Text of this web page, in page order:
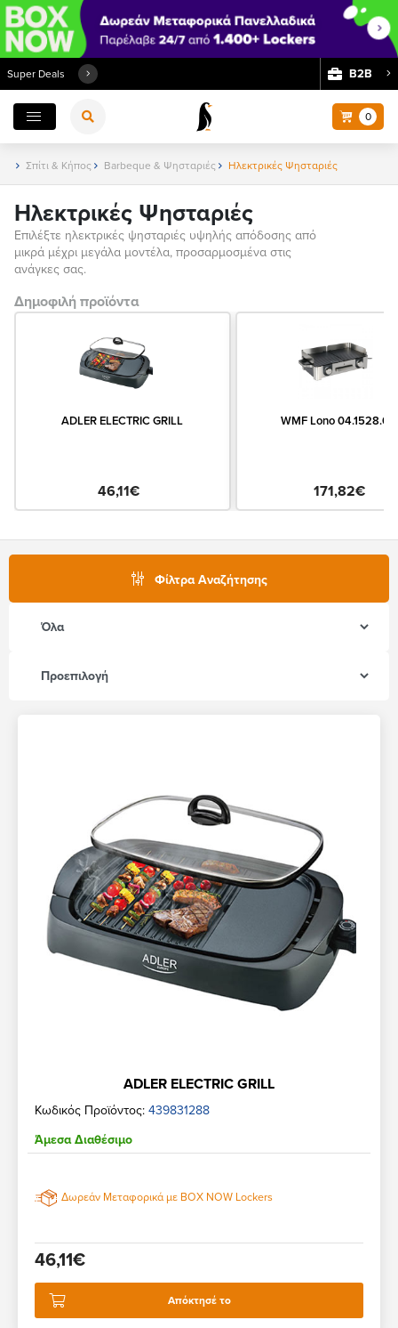
Super Deals Β2Β
0
Σπίτι & Κήπος Barbeque & Ψησταριές Ηλεκτρικές Ψησταριές
Ηλεκτρικές Ψησταριές
Επιλέξτε ηλεκτρικές ψησταριές υψηλής απόδοσης από
μικρά μέχρι μεγάλα μοντέλα, προσαρμοσμένα στις
ανάγκες σας.
Δημοφιλή προϊόντα
ADLER ELECTRIC GRILL
46,11€
WMF Lono
171,82€
Φίλτρα Αναζήτησης
ADLER ELECTRIC GRILL
Κωδικός Προϊόντος: 439831288
Άμεσα Διαθέσιμο
Δωρεάν Μεταφορικά με BOX NOW Lockers
46,11€
Απόκτησέ το